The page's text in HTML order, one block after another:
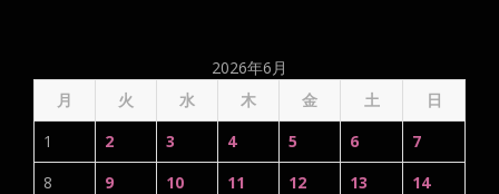
2026年6月
月
火 水 木 金 土 日
1 2 3 4 5 6
7
8
9 10 11 12 13
14